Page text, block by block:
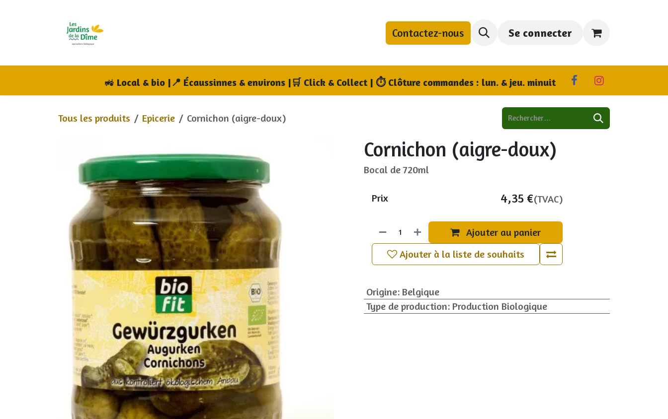
Qui sommes-nous ? Où nous trouver
Contactez-nous Se connecter
🚜 Local & bio |📍 Écaussinnes & environs |🛒 Click & Collect | ⏱ Clôture commandes : lun. & jeu. minuit
Tous les produits Epicerie Cornichon (aigre-doux)
Cornichon (aigre-doux)
Bocal de 720ml
Ajouter au panier
Ajouter à la liste de souhaits
Prix 4,35 €(TVAC)
Origine: Belgique
Type de production: Production Biologique